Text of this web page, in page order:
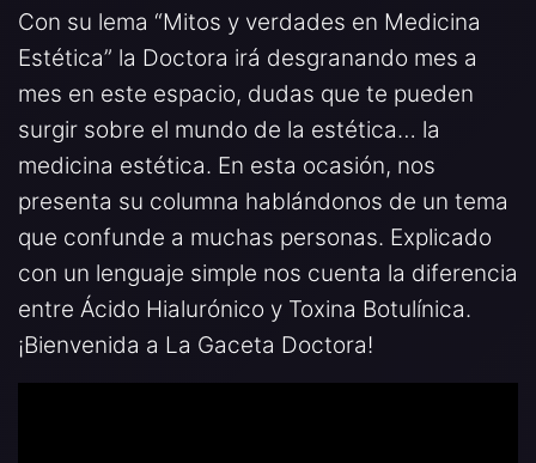
Con su lema “Mitos y verdades en Medicina
Estética” la Doctora irá desgranando mes a
mes en este espacio, dudas que te pueden
surgir sobre el mundo de la estética… la
medicina estética. En esta ocasión, nos
presenta su columna hablándonos de un tema
que confunde a muchas personas. Explicado
con un lenguaje simple nos cuenta la diferencia
entre Ácido Hialurónico y Toxina Botulínica.
¡Bienvenida a La Gaceta Doctora!